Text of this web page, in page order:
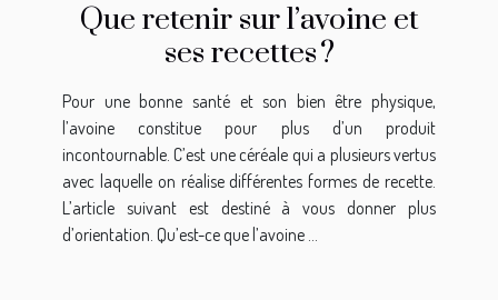
Que retenir sur l’avoine et
ses recettes ?
Pour une bonne santé et son bien être physique,
l’avoine constitue pour plus d’un produit
incontournable. C’est une céréale qui a plusieurs vertus
avec laquelle on réalise différentes formes de recette.
L’article suivant est destiné à vous donner plus
d’orientation. Qu’est-ce que l’avoine ...